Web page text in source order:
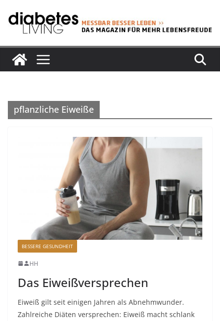
Inhalt
springen
pflanzliche Eiweiße
BESSERE GESUNDHEIT
HH
Das Eiweißversprechen
Eiweiß gilt seit einigen Jahren als Abnehmwunder.
Zahlreiche Diäten versprechen: Eiweiß macht schlank